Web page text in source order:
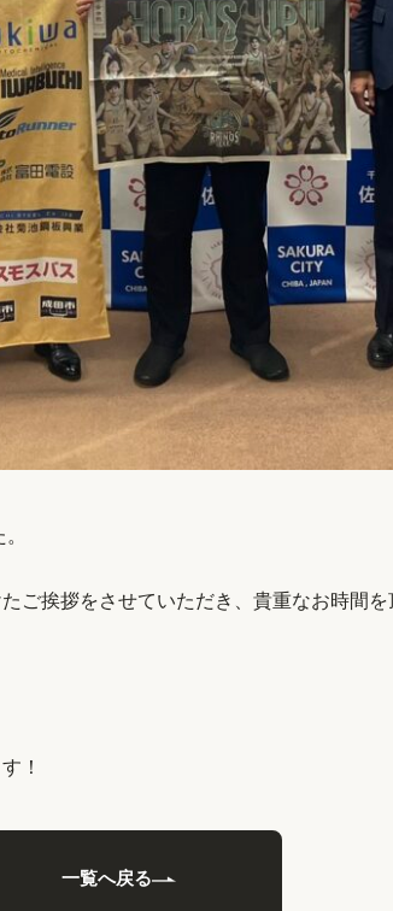
ご挨拶をさせていただき、貴重なお時間を
！
一覧へ戻る